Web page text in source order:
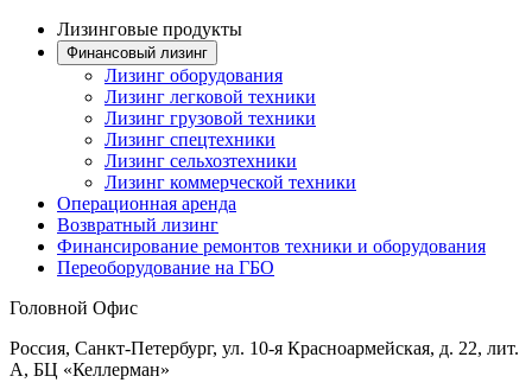
Лизинговые продукты
Финансовый лизинг
Лизинг оборудования
Лизинг легковой техники
Лизинг грузовой техники
Лизинг спецтехники
Лизинг сельхозтехники
Лизинг коммерческой техники
Операционная аренда
Возвратный лизинг
Финансирование ремонтов техники и оборудования
Переоборудование на ГБО
Головной Офис
Россия, Санкт-Петербург, ул. 10-я Красноармейская, д. 22, лит.
А, БЦ «Келлерман»